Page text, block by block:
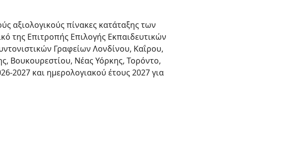
αξιολογικούς πίνακες κατάταξης των
της Επιτροπής Επιλογής Εκπαιδευτικών
Γραφείων Λονδίνου, Καΐρου,
Βουκουρεστίου, Νέας Υόρκης, Τορόντο,
2027 και ημερολογιακού έτους 2027 για